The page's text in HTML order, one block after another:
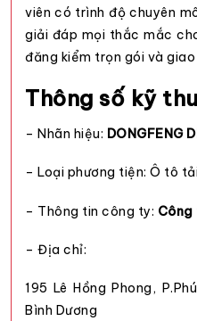
viên có trình độ chuyên
giải đáp mọi thắc mắc
đăng kiểm trọn gói và
Thông số kỹ
– Nhãn hiệu: DONGFENG
– Loại phương tiện: Ô tô
– Thông tin công ty: Công
– Địa chỉ:
195 Lê Hồng Phong,
Bình Dương